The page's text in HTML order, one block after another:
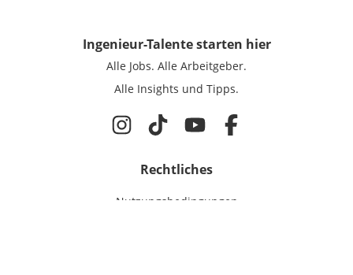
Ingenieur-Talentestarten hier
Alle Jobs. Alle Arbeitgeber.
Alle Insights und Tipps.
Rechtliches
Nutzungsbedingungen